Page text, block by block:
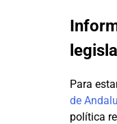
Para
de
política